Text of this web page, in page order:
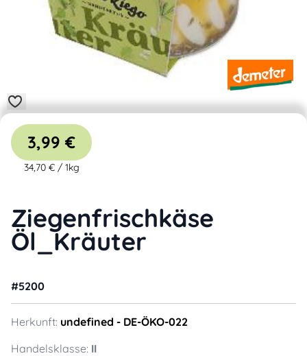
Ziegenfrischkäse
Öl_Kräuter
#5200
Herkunft: undefined - DE-ÖKO-022
Handelsklasse: II
3,99 €
34,70 €/ 1kg